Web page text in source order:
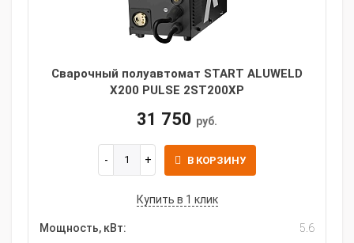
Сварочный полуавтомат START ALUWELD
X200 PULSE 2ST200XP
31 750 руб.
В КОРЗИНУ
Купить в 1 клик
Мощность, кВт:
5.6